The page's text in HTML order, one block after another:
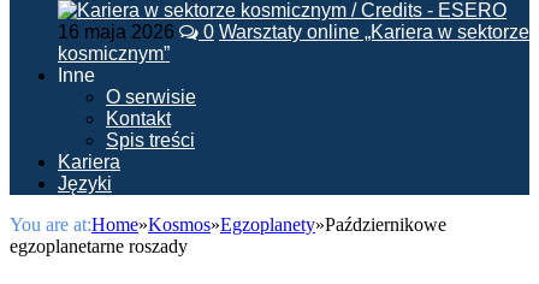
16 maja 2026 0 Warsztaty online „Kariera w sektorze
kosmicznym”
Inne
O serwisie
Kontakt
Spis treści
Kariera
Języki
You are at:Home»Kosmos»Egzoplanety»Październikowe
egzoplanetarne roszady